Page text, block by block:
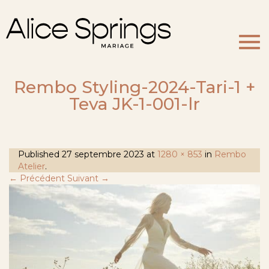
Rembo Styling-2024-Tari-1 +
Teva JK-1-001-lr
Published 27 septembre 2023 at 1280 × 853 in Rembo
Atelier.
← Précédent Suivant →